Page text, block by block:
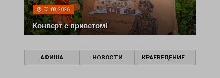
03.08.2026
Конверт с приветом!
АФИША НОВОСТИ КРАЕВЕДЕНИЕ